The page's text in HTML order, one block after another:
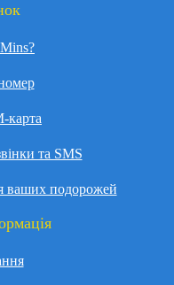
карта
та SMS
ваших подорожей